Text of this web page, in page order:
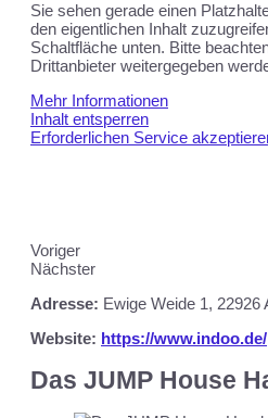
Sie sehen gerade einen
den eigentlichen Inhalt
Schaltfläche unten. Bitte
Drittanbieter weitergegeben
Mehr Informationen
Inhalt entsperren
Erforderlichen Service
Voriger
Nächster
Adresse: Ewige Weide 1, 22926
Website: https://www.indoo.de/
Das JUMP House